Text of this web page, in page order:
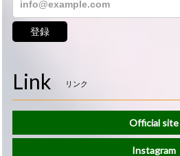
登録
Link リンク
Official site
Instagram